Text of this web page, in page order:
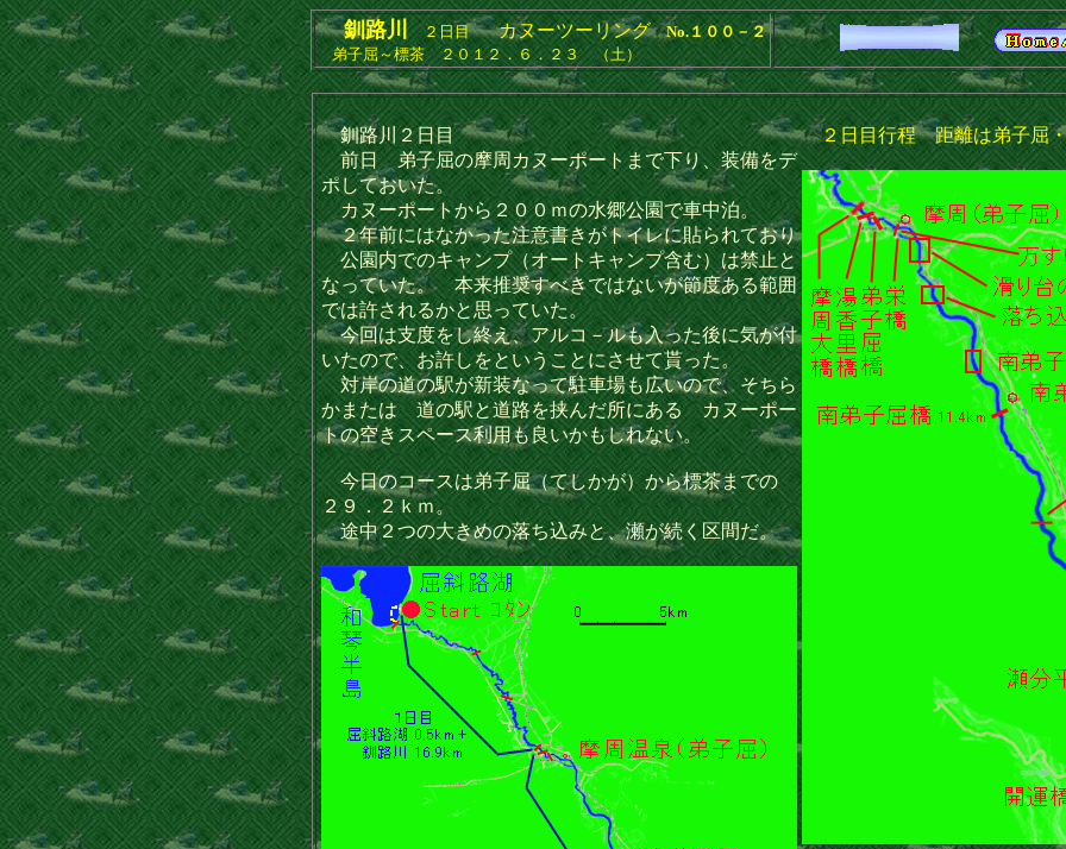
釧路川２日目カヌーツーリング
No.１００－２
弟子屈～標茶 ２０１２．６．２３ （土）
釧路川２日目
前日 弟子屈の摩周カヌーポートまで下り、装備をデ
ポしておいた。
カヌーポートから２００ｍの水郷公園で車中泊。
２年前にはなかった注意書きがトイレに貼られており
公園内でのキャンプ（オートキャンプ含む）は禁止と
なっていた。 本来推奨すべきではないが節度ある範囲
では許されるかと思っていた。
今回は支度をし終え、アルコ－ルも入った後に気が付
いたので、お許しをということにさせて貰った。
対岸の道の駅が新装なって駐車場も広いので、そちら
かまたは 道の駅と道路を挟んだ所にある カヌーポー
トの空きスペース利用も良いかもしれない。
今日のコースは弟子屈（てしかが）から標茶までの
２９．２ｋｍ。
途中２つの大きめの落ち込みと、瀬が続く区間だ。
２日目行程 距離は弟子屈・